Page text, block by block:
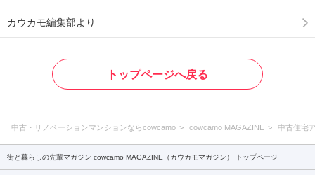
カウカモ編集部より
トップページへ戻る
中古・リノベーションマンションならcowcamo cowcamo MAGAZINE 中古住宅
街と暮らしの先輩マガジン cowcamo MAGAZINE（カウカモマガジン） トップページ